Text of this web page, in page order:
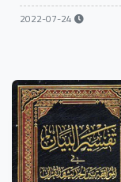
2022-07-24